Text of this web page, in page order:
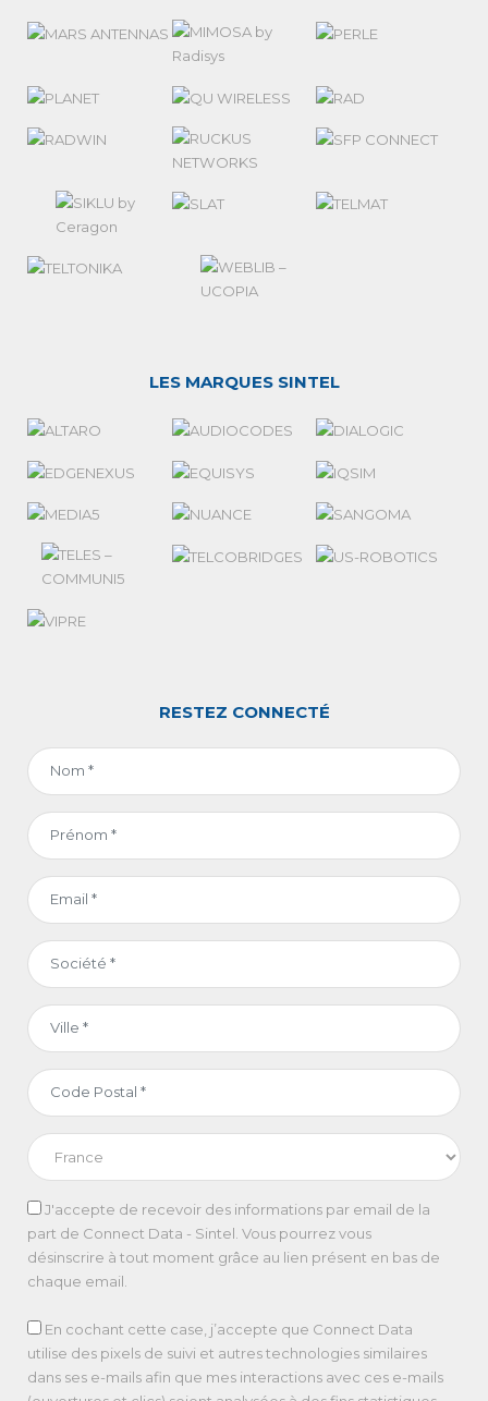
LES MARQUES SINTEL
RESTEZ CONNECTÉ
J'accepte de recevoir des informations par email de la
part de Connect Data - Sintel. Vous pourrez vous
désinscrire à tout moment grâce au lien présent en bas de
chaque email.
En cochant cette case, j’accepte que Connect Data
utilise des pixels de suivi et autres technologies similaires
dans ses e-mails afin que mes interactions avec ces e-mails